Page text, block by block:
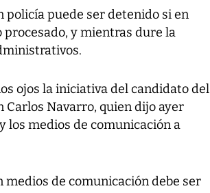
policía puede ser detenido si en
y mientras dure la
ojos la iniciativa del candidato del
Carlos Navarro, quien dijo ayer
los medios de comunicación a
medios de comunicación debe ser